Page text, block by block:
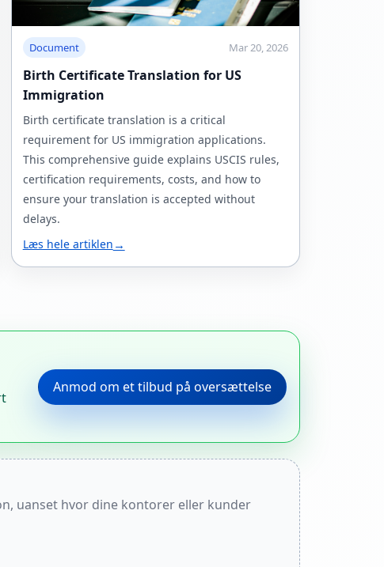
Document Mar 20, 2026
Birth Certificate Translation for US
Immigration
Birth certificate translation is a critical
requirement for US immigration applications.
This comprehensive guide explains USCIS rules,
certification requirements, costs, and how to
ensure your translation is accepted without
delays.
Læs hele artiklen →
Anmod om et tilbud på oversættelse
uanset hvor dine kontorer eller kunder